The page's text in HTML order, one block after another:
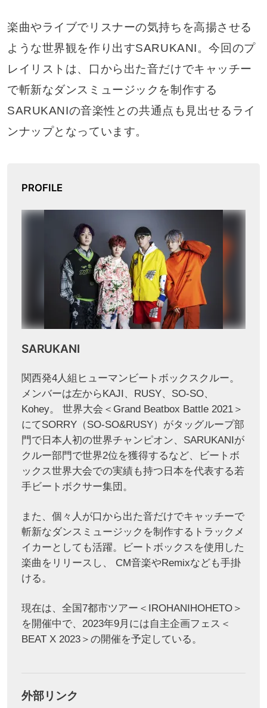
楽曲やライブでリスナーの気持ちを高揚させる
ような世界観を作り出すSARUKANI。今回のプ
レイリストは、口から出た音だけでキャッチー
で斬新なダンスミュージックを制作する
SARUKANIの音楽性との共通点も見出せるライ
ンナップとなっています。
PROFILE
SARUKANI
関西発4人組ヒューマンビートボックスクルー。
メンバーは左からKAJI、RUSY、SO-SO、
Kohey。 世界大会＜Grand Beatbox Battle 2021＞
にてSORRY（SO-SO&RUSY）がタッグループ部
門で日本人初の世界チャンピオン、SARUKANIが
クルー部門で世界2位を獲得するなど、ビートボ
ックス世界大会での実績も持つ日本を代表する若
手ビートボクサー集団。
また、個々人が口から出た音だけでキャッチーで
斬新なダンスミュージックを制作するトラックメ
イカーとしても活躍。ビートボックスを使用した
楽曲をリリースし、 CM音楽やRemixなども手掛
ける。
現在は、全国7都市ツアー＜IROHANIHOHETO＞
を開催中で、2023年9月には自主企画フェス＜
BEAT X 2023＞の開催を予定している。
外部リンク